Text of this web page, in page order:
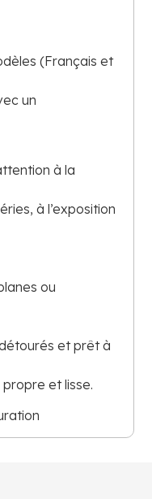
(Français et
un
à la
à l’exposition
ou
et prêt à
et lisse.